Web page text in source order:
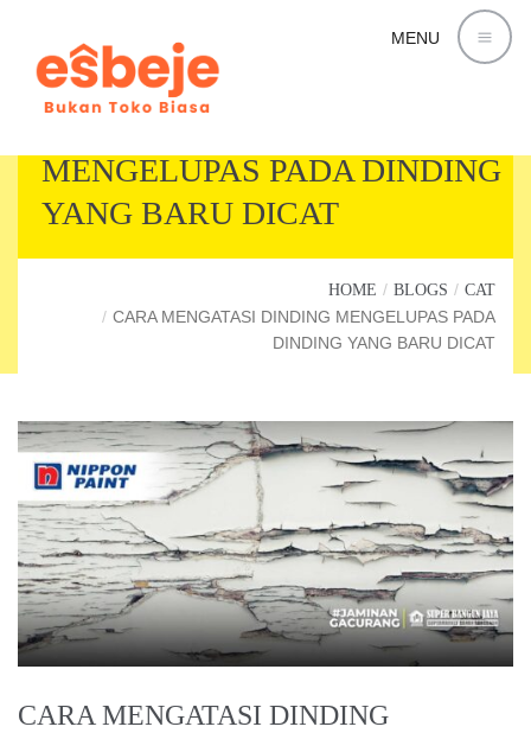
MENU
MENGELUPAS PADA DINDING
YANG BARU DICAT
HOME BLOGS CAT
CARA MENGATASI DINDING MENGELUPAS PADA
DINDING YANG BARU DICAT
CARA MENGATASI DINDING